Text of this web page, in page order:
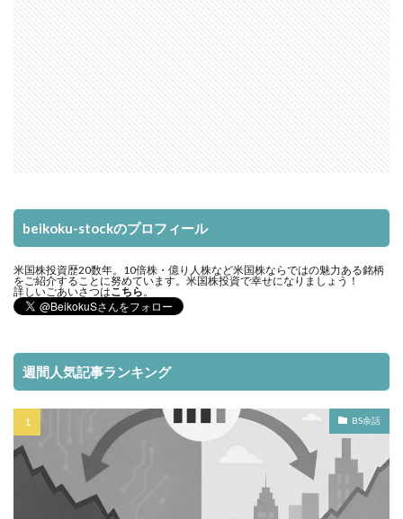
beikoku-stockのプロフィール
米国株投資歴20数年。10倍株・億り人株など米国株ならではの魅力ある銘柄
をご紹介することに努めています。米国株投資で幸せになりましょう！
詳しいごあいさつはこちら 。
週間人気記事ランキング
BS余話